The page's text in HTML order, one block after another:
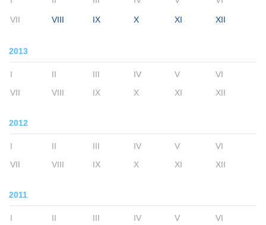
VII VIII IX X XI XII
2013
I II III IV V
VI
VII
VIII IX X XI XII
2012
I II III IV V
VI
VII
VIII IX X XI XII
2011
I II III IV V
VI